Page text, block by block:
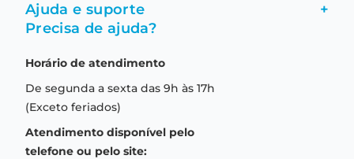
Fale conosco
Formas de pagamento
Aviso de privacidade
Termos e condições de uso
Ajuda e suporte +
Garantia
Troca e devolução
Central de relacionamento
Precisa de ajuda?
Horário de atendimento
De segunda a sexta das 9h às 17h
(Exceto feriados)
Atendimento disponível pelo
telefone ou pelo site: